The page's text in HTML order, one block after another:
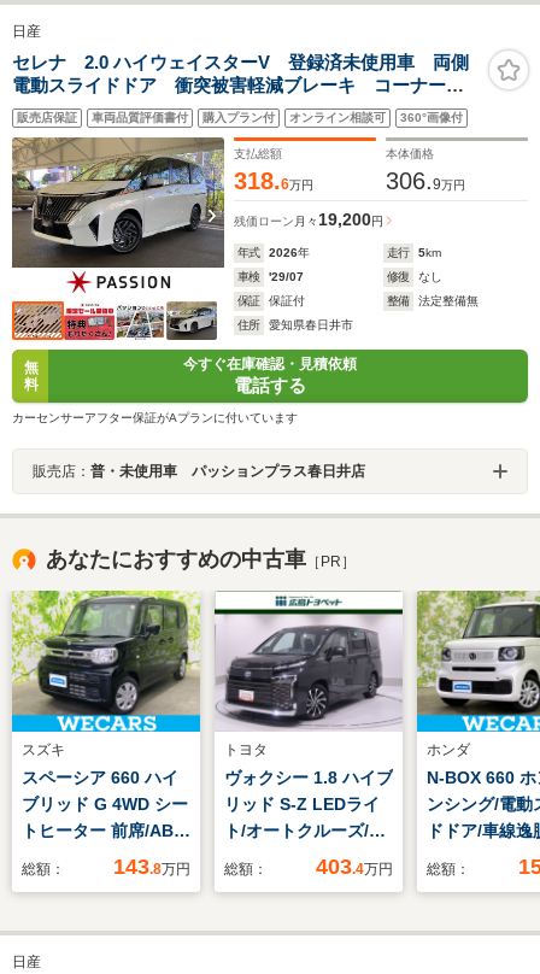
日産
セレナ 2.0 ハイウェイスターV 登録済未使用車 両側
電動スライドドア 衝突被害軽減ブレーキ コーナーセ
ンサー スマートキー アダクティブクルーズコントロ
ール アルミホイール アイドリングストップ アラウ
ンドビューモニター
販売店保証 車両品質評価書付 購入プラン付 オンライン相談可 360°画像付
支払総額
318.6万円
本体価格
306.9万円
残価ローン 月々 19,200円
年式 2026年 走行 5km
車検
'29/07 修復
なし
保証
保証付 整備
法定整備無
住所
愛知県春日井市
無
料
今すぐ在庫確認・見積依頼
電話する
カーセンサーアフター保証がAプランに付いています
販売店： 普・未使用車 パッションプラス春日井店
あなたにおすすめの中古車 ［PR］
スズキ
スペーシア 660 ハイ
ブリッド G 4WD シー
トヒーター 前席/ABS/
横滑り防止装置/アイ
席/エアバッグ 助手席/
エアバッグ サイド/パ
総額： 143.8万円
トヨタ
ヴォクシー 1.8 ハイブ
リッド S-Z LEDライ
ト/オートクルーズ/オ
ートハイビーム/ETC
総額： 403.4万円
ホンダ
N-BOX 660
ンシング/電動
ドドア/車線逸
支援システム/
アイドリング
総額：
日産